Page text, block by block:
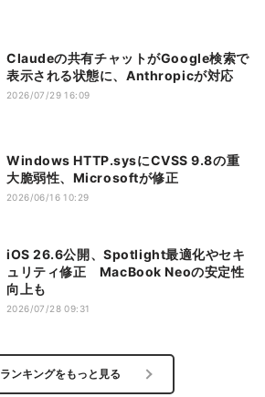
Claudeの共有チャットがGoogle検索で
表示される状態に、Anthropicが対応
2026/07/29 16:09
Windows HTTP.sysにCVSS 9.8の重
大脆弱性、Microsoftが修正
2026/06/16 10:29
iOS 26.6公開、Spotlight最適化やセキ
ュリティ修正 MacBook Neoの安定性
向上も
2026/07/28 09:31
ランキングをもっと見る